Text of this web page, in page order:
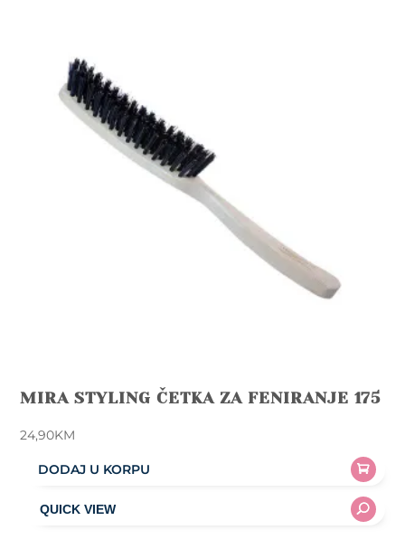
MIRA STYLING ČETKA ZA FENIRANJE 175
24,90KM
DODAJ U KORPU